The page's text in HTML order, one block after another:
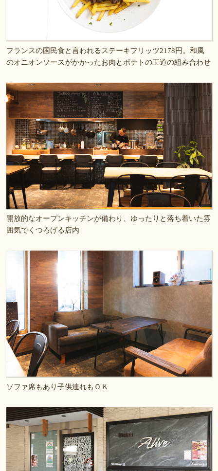
フランスの国民食と言われるステーキフリッツ2178円。和風
のオニオンソースがかかったお肉とポテトの王道の組み合わせ
開放的なオープンキッチンが備わり、ゆったりと落ち着いた雰
囲気でくつろげる店内
ソファ席もあり子供連れもＯＫ